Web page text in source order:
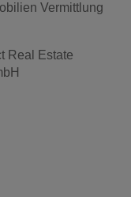
Vermittlung
Real Estate